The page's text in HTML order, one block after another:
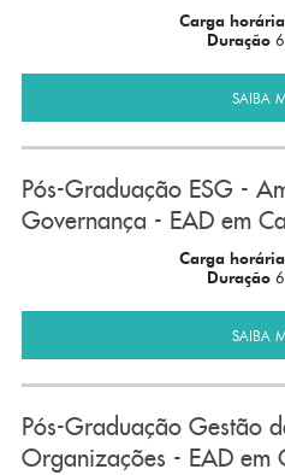
Carga horária
Duração
SAIBA
Pós-Graduação ESG -
Governança - EAD em
Carga horária
Duração
SAIBA
Pós-Graduação Gestão
Organizações - EAD em